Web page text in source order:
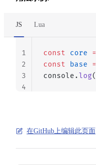
JS Lua
const core =
const base =
console.log(
1
2
3
4
在GitHub上编辑此页面